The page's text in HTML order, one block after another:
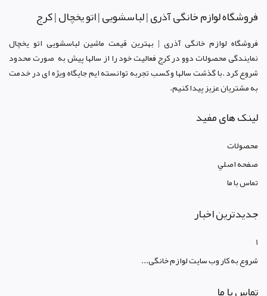
فروشگاه لوازم خانگی آذری | لباسشویی | اتو یخچال | کرج
فروشگاه لوازم خانگی آذری | بهترین قیمت ماشین لباسشویی اتو یخچال
نمایندگی محصولات دوو در کرجفعالیت خود را از سالها پیش به صورت محدود
شروع کرد .با گذشت سالها و کسب تجربه توانسته ایم جایگاه ویژه ای در خدمت
به مشتریان عزیز پیدا کنیم.
لینک های مفید
محصولات
صفحه اصلي
تماس با ما
جدیدترین اخبار
1
شروع به کار وب سایت لوازم خانگی...